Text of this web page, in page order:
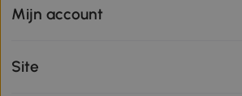
Mijn account
Site